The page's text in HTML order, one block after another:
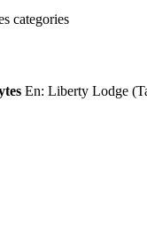
categories
En: Liberty Lodge